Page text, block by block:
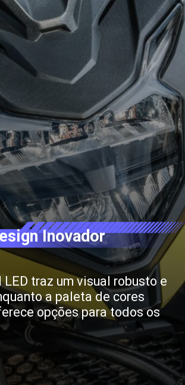
Inovador
LED traz um visual robusto e
a paleta de cores
opções para todos os